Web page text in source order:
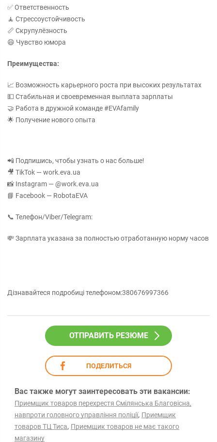
✅ Ответственность
🧘 Стрессоустойчивость
📏 Скрупулёзность
😄 Чувство юмора
Преимущества:
📈 Возможность карьерного роста при высоких результатах
💵 Стабильная и своевременная выплата зарплаты
🤝 Работа в дружной команде #EVAfamily
🌟 Получение нового опыта
📲 Подпишись, чтобы узнать о нас больше!
🎥 TikTok — work.eva.ua
📸 Instagram — @work.eva.ua
📘 Facebook — RobotaEVA
📞 Телефон/Viber/Telegram:
💸 Зарплата указана за полностью отработанную норму часов
Дізнавайтеся подробиці телефоном:380676997366
ОТПРАВИТЬ РЕЗЮМЕ
ПОДЕЛИТЬСЯ
Вас также могут заинтересовать эти вакансии:
Приемщик товаров перехрестя Смілянська Благовісна,
навпроти головного управління поліції, Приемщик
товаров ТЦ Тиса, Приемщик товаров не має такого
магазину